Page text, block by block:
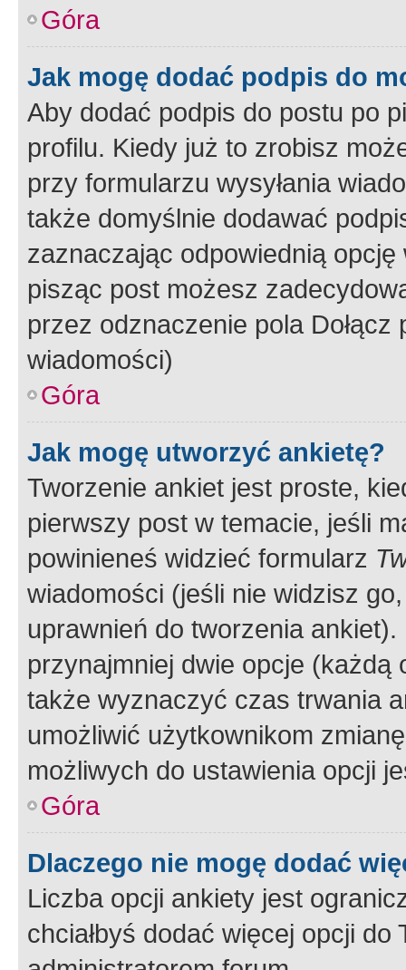
Góra
Jak mogę dodać podpis do
Aby dodać podpis do postu po
profilu. Kiedy już to zrobisz
przy formularzu wysyłania
także domyślnie dodawać
zaznaczając odpowiednią
pisząc post możesz
przez odznaczenie pola
wiadomości)
Góra
Jak mogę utworzyć ankietę?
Tworzenie ankiet jest proste,
pierwszy post w temacie, jeśli
powinieneś widzieć formularz
wiadomości (jeśli nie widzisz
uprawnień do tworzenia
przynajmniej dwie opcje
także wyznaczyć czas trwania
umożliwić użytkownikom
możliwych do ustawienia opcji
Góra
Dlaczego nie mogę dodać
Liczba opcji ankiety jest
chciałbyś dodać więcej opcji